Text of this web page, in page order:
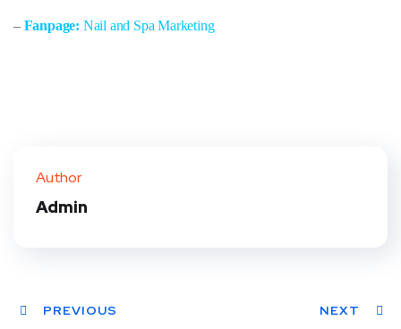
– Fanpage: Nail and Spa Marketing
Author
Admin
PREVIOUS NEXT